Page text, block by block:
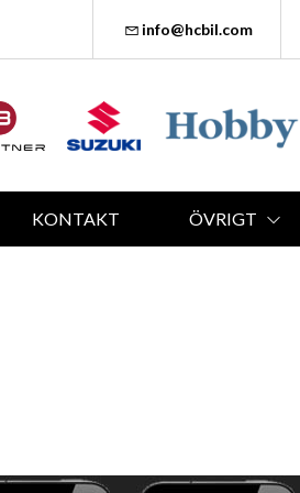
info@hcbil.com
KONTAKT ÖVRIGT